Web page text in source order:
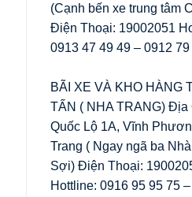
(Cạnh bến xe trung tâm
Điện Thoại: 19002051
0913 47 49 49 – 0912
BÃI XE VÀ KHO HÀNG
TẤN ( NHA TRANG) Địa
Quốc Lộ 1A, Vĩnh
Trang ( Ngay ngã ba
Sợi) Điện Thoại:
Hottline: 0916 95 95 75